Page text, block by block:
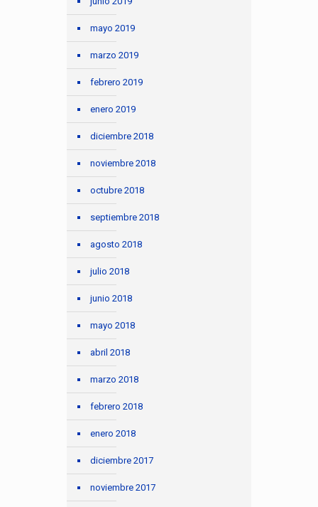
mayo 2019
marzo 2019
febrero 2019
enero 2019
diciembre 2018
noviembre 2018
octubre 2018
septiembre 2018
agosto 2018
julio 2018
junio 2018
mayo 2018
abril 2018
marzo 2018
febrero 2018
enero 2018
diciembre 2017
noviembre 2017